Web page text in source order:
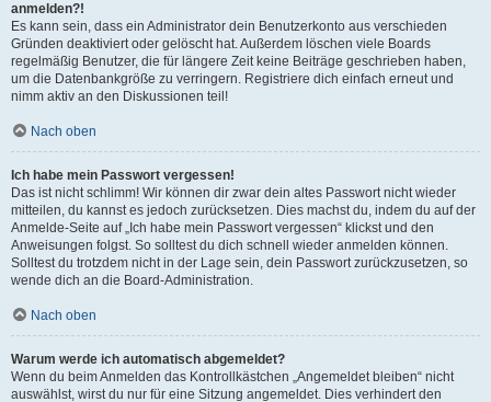
anmelden?!
Es kann sein, dass ein Administrator dein Benutzerkonto aus verschieden
Gründen deaktiviert oder gelöscht hat. Außerdem löschen viele Boards
regelmäßig Benutzer, die für längere Zeit keine Beiträge geschrieben haben,
um die Datenbankgröße zu verringern. Registriere dich einfach erneut und
nimm aktiv an den Diskussionen teil!
Nach oben
Ich habe mein Passwort vergessen!
Das ist nicht schlimm! Wir können dir zwar dein altes Passwort nicht wieder
mitteilen, du kannst es jedoch zurücksetzen. Dies machst du, indem du auf der
Anmelde-Seite auf „Ich habe mein Passwort vergessen“ klickst und den
Anweisungen folgst. So solltest du dich schnell wieder anmelden können.
Solltest du trotzdem nicht in der Lage sein, dein Passwort zurückzusetzen, so
wende dich an die Board-Administration.
Nach oben
Warum werde ich automatisch abgemeldet?
Wenn du beim Anmelden das Kontrollkästchen „Angemeldet bleiben“ nicht
auswählst, wirst du nur für eine Sitzung angemeldet. Dies verhindert den